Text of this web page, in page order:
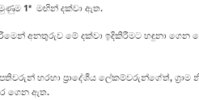
1* මඟින් දක්වා ඇත.
අනතුරුව මේ දක්වා ඉදිකිරීමට හඳුනා
හරහා ප්‍රාදේශීය ලේකම්වරුන්ගේත්,
ගෙන ඇත.